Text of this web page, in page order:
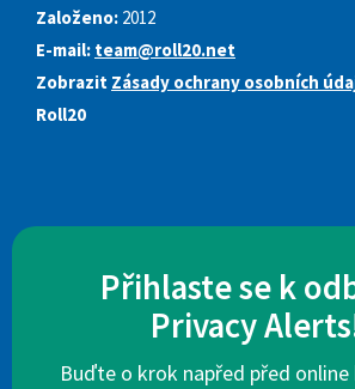
Založeno: 2012
E-mail: team@roll20.net
Zobrazit Zásady ochrany osobních
Roll20
Přihlaste se k
Privacy
Buďte o krok napřed před online